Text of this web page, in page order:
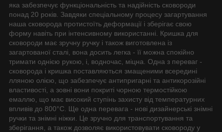
яка забезпечує функціональність та надійність сковороди
понад 20 років. Завдяки спеціальному процесу загартування
наша сковорода протистоїть деформації і зберігає свою
форму навіть при інтенсивному використанні. Кришка для
сковороди має зручну ручку і також виготовлена із
загартованої сталі, вона досить легка - її можна спокійно
тримати однією рукою, і, водночас, міцна. Одна з переваг -
сковорода і кришка поставляються змащеними всередині
лляною олією, що забезпечує антипригарні та антикорозійні
властивості, а зовні вони покриті чорною термостійкою
емаллю, що має високий ступінь захисту від температурних
впливів до 800°C. Ще одна перевага - нові дизайнерські знімні
ручки та знімні ніжки. Це зручно для транспортування та
зберігання, а також дозволяє використовувати сковороду у